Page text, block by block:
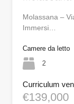
Molassana –
Immersi…
Camere da letto
2
Curriculum
€139,000